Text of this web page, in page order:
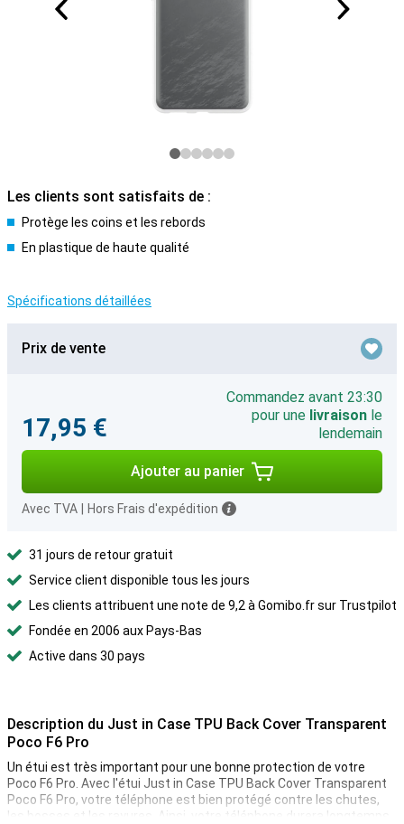
Les clients sont satisfaits de :
Protège les coins et les rebords
En plastique de haute qualité
Spécifications détaillées
Prix de vente
17,95 €
Commandez avant 23:30
pour une livraison le
lendemain
Ajouter au panier
Avec TVA Hors Frais d'expédition
31 jours de retour gratuit
Service client disponible tous les jours
Les clients attribuent une note de 9,2 à Gomibo.fr sur Trustpilot
Fondée en 2006 aux Pays-Bas
Active dans 30 pays
Description du Just in Case TPU Back Cover Transparent
Poco F6 Pro
Un étui est très important pour une bonne protection de votre
Poco F6 Pro. Avec l'étui Just in Case TPU Back Cover Transparent
Poco F6 Pro, votre téléphone est bien protégé contre les chutes,
les bosses et les rayures. Ainsi, votre téléphone durera longtemps.